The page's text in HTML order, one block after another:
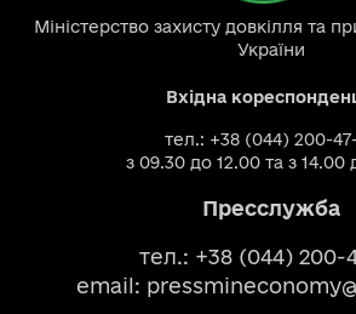
Міністерство захисту довкілля та
України
Вхідна
тел.: +38 (044) 200-
з 09.30 до 12.00 та з 14.00
Пресслужба
тел.: +38 (044) 200-
email: